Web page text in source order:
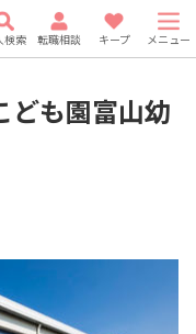
検索 転職相談 キープ メニュー
ども園富山幼